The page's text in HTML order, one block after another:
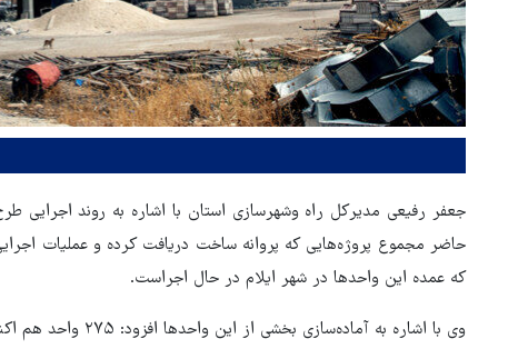
جعفر رفیعی مدیرکل راه وشهرسازی استان با اشاره به روند
که عمده این واحدها در شهر ایلام در حال اجراست.
وی با اشاره به آماده‌سازی بخشی از این واحدها افزود: ۲۷۵ واحد هم اکنون آماده شده و در حال تحویل به متقاضیان است.